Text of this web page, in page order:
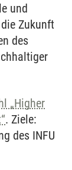
und
Zukunft
des
„Higher
. Ziele:
des INFU